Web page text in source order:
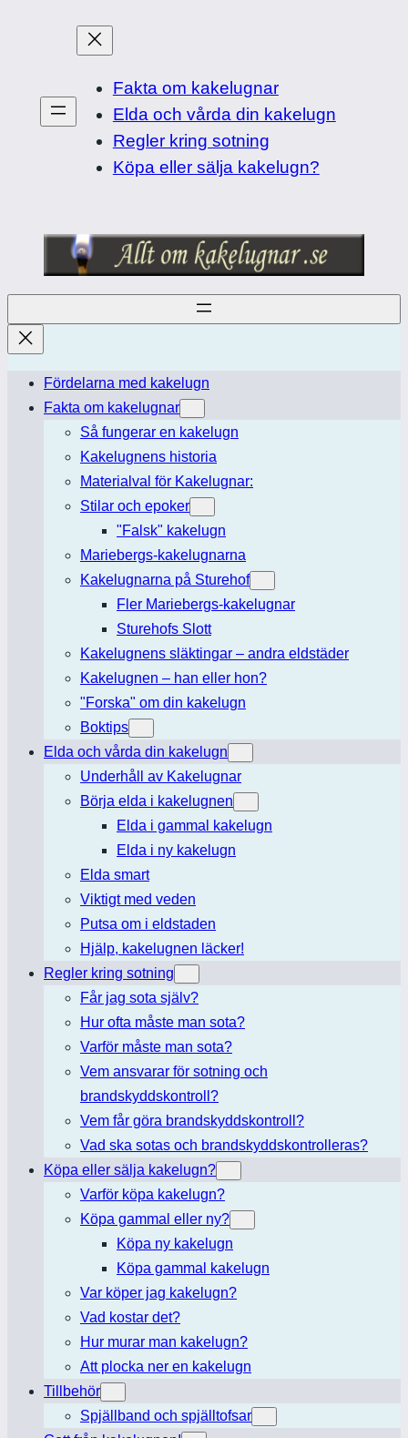
Fakta om kakelugnar
Elda och vårda din kakelugn
Regler kring sotning
Köpa eller sälja kakelugn?
Fördelarna med kakelugn
Fakta om kakelugnar
Så fungerar en kakelugn
Kakelugnens historia
Materialval för Kakelugnar:
Stilar och epoker
"Falsk" kakelugn
Mariebergs-kakelugnarna
Kakelugnarna på Sturehof
Fler Mariebergs-kakelugnar
Sturehofs Slott
Kakelugnens släktingar – andra eldstäder
Kakelugnen – han eller hon?
"Forska" om din kakelugn
Boktips
Elda och vårda din kakelugn
Underhåll av Kakelugnar
Börja elda i kakelugnen
Elda i gammal kakelugn
Elda i ny kakelugn
Elda smart
Viktigt med veden
Putsa om i eldstaden
Hjälp, kakelugnen läcker!
Regler kring sotning
Får jag sota själv?
Hur ofta måste man sota?
Varför måste man sota?
Vem ansvarar för sotning och
brandskyddskontroll?
Vem får göra brandskyddskontroll?
Vad ska sotas och brandskyddskontrolleras?
Köpa eller sälja kakelugn?
Varför köpa kakelugn?
Köpa gammal eller ny?
Köpa ny kakelugn
Köpa gammal kakelugn
Var köper jag kakelugn?
Vad kostar det?
Hur murar man kakelugn?
Att plocka ner en kakelugn
Tillbehör
Spjällband och spjälltofsar